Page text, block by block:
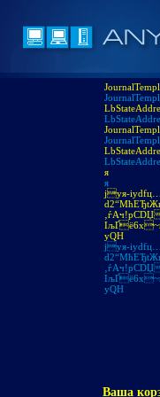
я
я
jуя-іуdfц…
уQH
jуя-іуdfц…
уQH
Ваша